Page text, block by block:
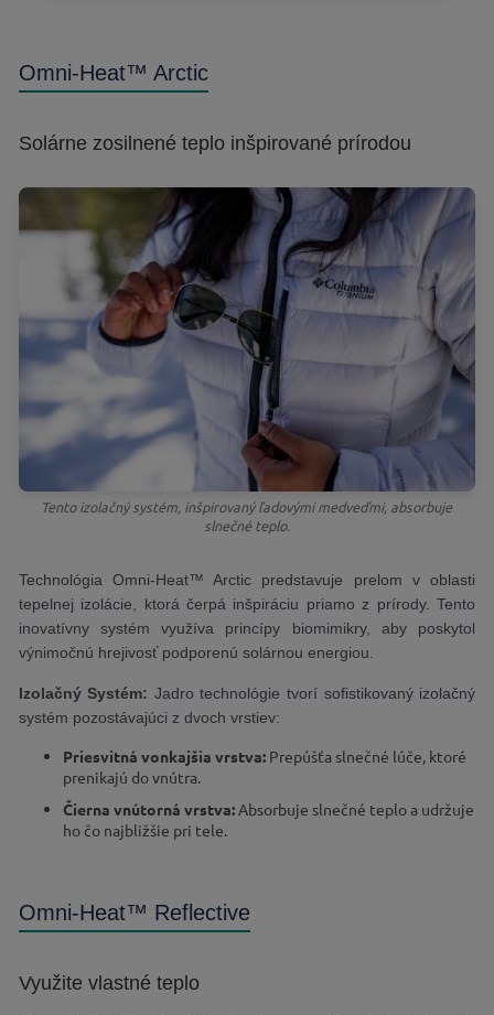
Omni-Heat™ Arctic
Solárne zosilnené teplo inšpirované prírodou
Tento izolačný systém, inšpirovaný ľadovými medveďmi, absorbuje
slnečné teplo.
Technológia Omni-Heat™ Arctic predstavuje prelom v oblasti
tepelnej izolácie, ktorá čerpá inšpiráciu priamo z prírody. Tento
inovatívny systém využíva princípy biomimikry, aby poskytol
výnimočnú hrejivosť podporenú solárnou energiou.
Izolačný Systém: Jadro technológie tvorí sofistikovaný izolačný
systém pozostávajúci z dvoch vrstiev:
Priesvitná vonkajšia vrstva:Prepúšťa slnečné lúče, ktoré
prenikajú do vnútra.
Čierna vnútorná vrstva:Absorbuje slnečné teplo a udržuje
ho čo najbližšie pri tele.
Omni-Heat™ Reflective
Využite vlastné teplo